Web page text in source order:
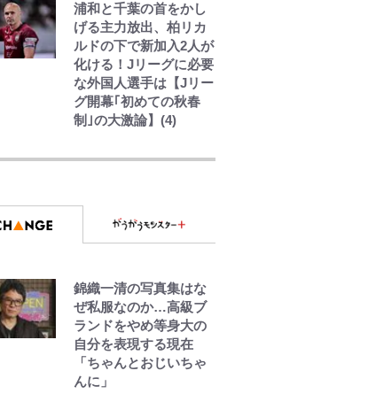
浦和と千葉の首をかし
げる主力放出、柏リカ
ルドの下で新加入2人が
化ける！Jリーグに必要
な外国人選手は【Jリー
グ開幕｢初めての秋春
制｣の大激論】(4)
ケメン近影に「顔パン
演”ショットに「夫婦で
写ってるの尊い」 長
女はもう23歳
第2子妊娠のてんちむ
「私ってミルタン
錦織一清の写真集はな
ぜ私服なのか…高級ブ
ランドをやめ等身大の
自分を表現する現在
「ちゃんとおじいちゃ
んに」